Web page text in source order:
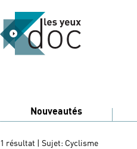
Nouveautés
1 résultat | Sujet: Cyclisme